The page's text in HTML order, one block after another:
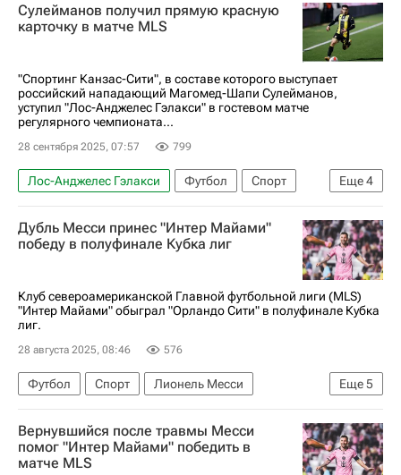
Major League Soccer 2025
Сулейманов получил прямую красную
карточку в матче MLS
"Спортинг Канзас-Сити", в составе которого выступает
российский нападающий Магомед-Шапи Сулейманов,
уступил "Лос-Анджелес Гэлакси" в гостевом матче
регулярного чемпионата...
28 сентября 2025, 07:57 799
Еще4
Лос-Анджелес Гэлакси Футбол
Спорт
Магомед-Шапи Сулейманов
Деян Йовелич
Спортинг (Лиссабон)
Дубль Месси принес "Интер Майами"
победу в полуфинале Кубка лиг
Клуб североамериканской Главной футбольной лиги (MLS)
"Интер Майами" обыграл "Орландо Сити" в полуфинале Кубка
лиг.
28 августа 2025, 08:46 576
Еще5
Футбол Спорт
Лионель Месси
Хавьер Маскерано
Интер
Орландо Сити
Сиэтл Саундерс
Major League Soccer 2025
Вернувшийся после травмы Месси
помог "Интер Майами" победить в
матче MLS